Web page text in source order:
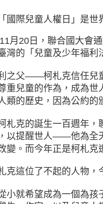
國際兒童人權日」是
月20日，聯合國大會
灣的「兒童及少年福
之父——柯札克信任兒
重兒童的作為，成為
類的歷史，因為公約的
札克的誕生一百週年
以提醒世人——他為全
變。而今年正是柯札
克這位了不起的人物
小就希望成為一個為